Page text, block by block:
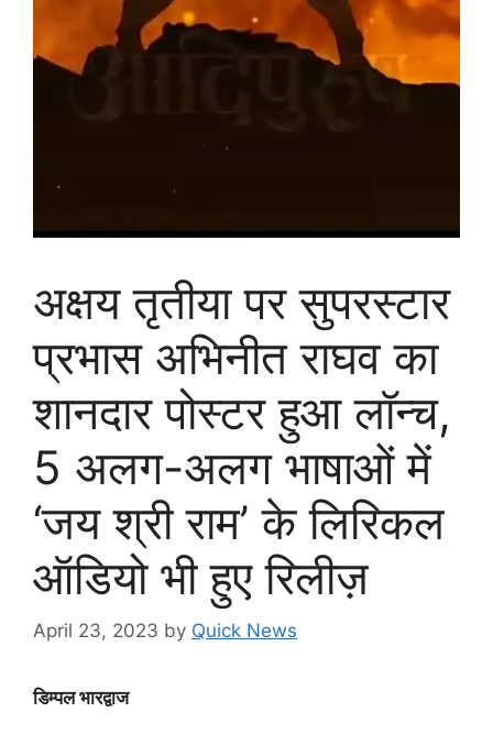
अक्षय तृतीया पर सुपरस्टार
प्रभास अभिनीत राघव का
शानदार पोस्टर हुआ लॉन्च,
5 अलग-अलग भाषाओं में
‘जय श्री राम’ के लिरिकल
ऑडियो भी हुए रिलीज़
April 23, 2023 by Quick News
डिम्पल भारद्वाज